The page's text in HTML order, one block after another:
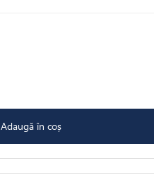
Adaugă în coș